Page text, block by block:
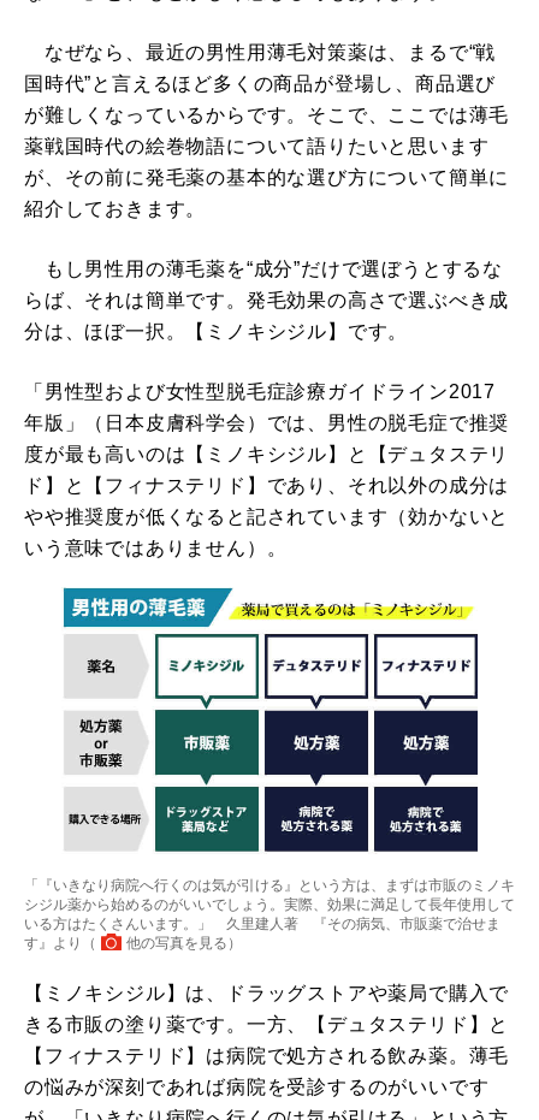
なぜなら、最近の男性用薄毛対策薬は、まるで“戦
国時代”と言えるほど多くの商品が登場し、商品選び
が難しくなっているからです。そこで、ここでは薄毛
薬戦国時代の絵巻物語について語りたいと思います
が、その前に発毛薬の基本的な選び方について簡単に
紹介しておきます。
もし男性用の薄毛薬を“成分”だけで選ぼうとするな
らば、それは簡単です。発毛効果の高さで選ぶべき成
分は、ほぼ一択。【ミノキシジル】です。
「男性型および女性型脱毛症診療ガイドライン2017
年版」（日本皮膚科学会）では、男性の脱毛症で推奨
度が最も高いのは【ミノキシジル】と【デュタステリ
ド】と【フィナステリド】であり、それ以外の成分は
やや推奨度が低くなると記されています（効かないと
いう意味ではありません）。
「『いきなり病院へ行くのは気が引ける』という方は、まずは市販のミノキ
シジル薬から始めるのがいいでしょう。実際、効果に満足して長年使用して
いる方はたくさんいます。」 久里建人著 『その病気、市販薬で治せま
す』より（
他の写真を見る ）
【ミノキシジル】は、ドラッグストアや薬局で購入で
きる市販の塗り薬です。一方、【デュタステリド】と
【フィナステリド】は病院で処方される飲み薬。薄毛
の悩みが深刻であれば病院を受診するのがいいです